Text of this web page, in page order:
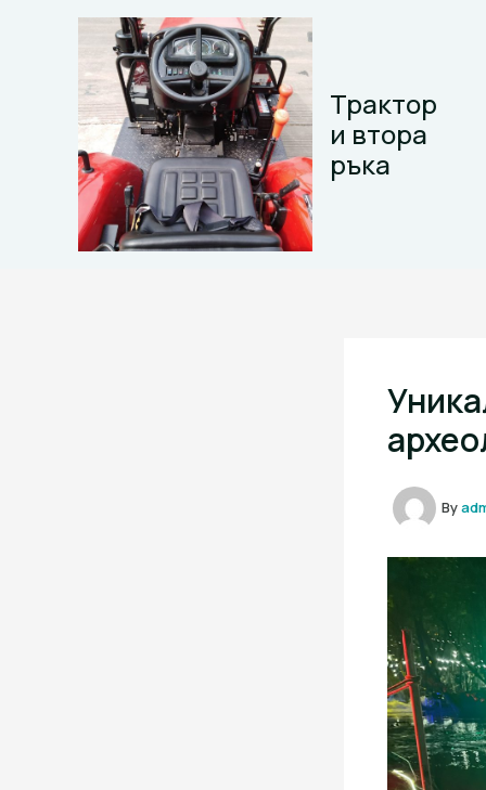
Трактор
и втора
ръка
By